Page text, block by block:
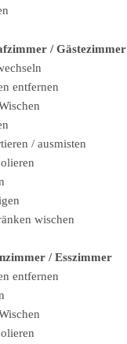
/ Gästezimmer
entfernen
/ ausmisten
wischen
/ Esszimmer
entfernen